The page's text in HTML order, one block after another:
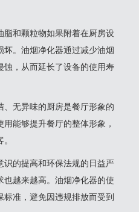
脂和颗粒物如果附着在厨房设
。油烟净化器通过减少油烟
蚀，从而延长了设备的使用寿
、无异味的厨房是餐厅形象的
能够提升餐厅的整体形象，
识的提高和环保法规的日益严
也越来越高。油烟净化器的使
准，避免因违规排放而受到